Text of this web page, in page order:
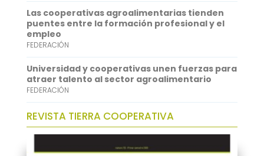
Las cooperativas agroalimentarias tienden
puentes entre la formación profesional y el
empleo
FEDERACIÓN
Universidad y cooperativas unen fuerzas para
atraer talento al sector agroalimentario
FEDERACIÓN
REVISTA TIERRA COOPERATIVA